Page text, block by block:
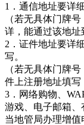
1．通信地址要详
（若无具体门牌
详，能通过该地址
2．证件地址要详
写。
（若无具体门牌
件上注册地址填写
3．网络购物、
游戏、电子邮箱
当地管局办理增